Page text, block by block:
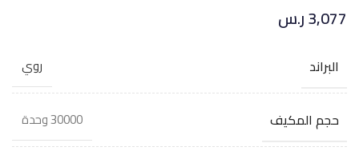
3,077ر.س
البراند روي
حجم المكيف 30000 وحدة